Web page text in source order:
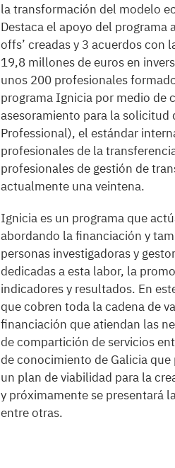
la transformación del modelo
Destaca el apoyo del programa
offs’ creadas y 3 acuerdos con
19,8 millones de euros en
unos 200 profesionales
programa Ignicia por medio de
asesoramiento para la solicitud
Professional), el estándar
profesionales de la
profesionales de gestión de
actualmente una veintena.
Ignicia es un programa que
abordando la financiación y
personas investigadoras y
dedicadas a esta labor, la
indicadores y resultados. En
que cobren toda la cadena de
financiación que atiendan las
de compartición de servicios
de conocimiento de Galicia
un plan de viabilidad para la
y próximamente se presentará
entre otras.